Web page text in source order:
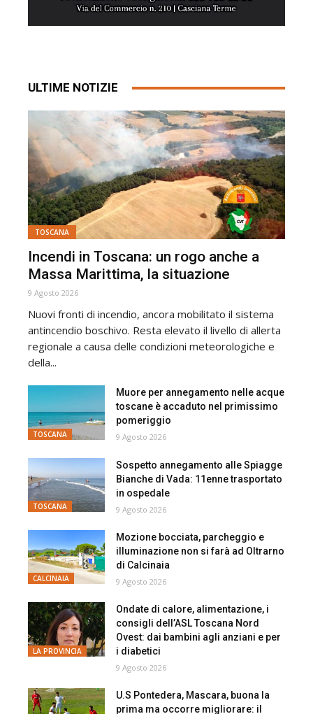
ULTIME NOTIZIE
TOSCANA
Incendi in Toscana: un rogo anche a
Massa Marittima, la situazione
9 Agosto 2026
Nuovi fronti di incendio, ancora mobilitato il sistema
antincendio boschivo. Resta elevato il livello di allerta
regionale a causa delle condizioni meteorologiche e
della...
TOSCANA
Muore per annegamento nelle acque
toscane è accaduto nel primissimo
pomeriggio
9 Agosto 2026
TOSCANA
Sospetto annegamento alle Spiagge
Bianche di Vada: 11enne trasportato
in ospedale
9 Agosto 2026
CALCINAIA
Mozione bocciata, parcheggio e
illuminazione non si farà ad Oltrarno
di Calcinaia
9 Agosto 2026
LA PROVINCIA
Ondate di calore, alimentazione, i
consigli dell’ASL Toscana Nord
Ovest: dai bambini agli anziani e per
i diabetici
9 Agosto 2026
U.S Pontedera, Mascara, buona la
prima ma occorre migliorare: il